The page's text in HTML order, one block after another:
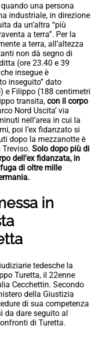
una persona
industriale, in direzione
da un’altra “più
a terra”. Per la
a terra, all’altezza
non dà segno di
(ore 23.40 e 39
insegue è
inseguito” dato
e Filippo (188 centimetri
transita, con il corpo
Nord Uscita’ via
nell’area in cui la
poi l’ex fidanzato si
dopo la mezzanotte è
Solo dopo più di
dell’ex fidanzata, in
di oltre mille
in
tedesche la
Turetta, il 22enne
Cecchettin. Secondo
della Giustizia
di sua competenza
da dare seguito al
di Turetta.